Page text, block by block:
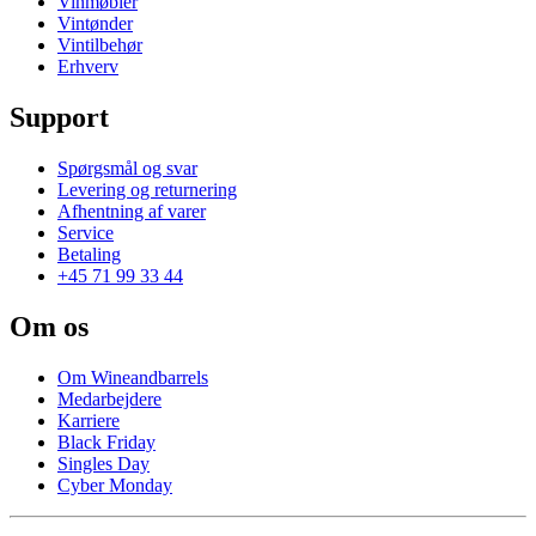
Vintønder
Vintilbehør
Erhverv
Support
Spørgsmål og svar
Levering og returnering
Afhentning af varer
Service
Betaling
+45 71 99 33 44
Om os
Om Wineandbarrels
Medarbejdere
Karriere
Black Friday
Singles Day
Cyber Monday